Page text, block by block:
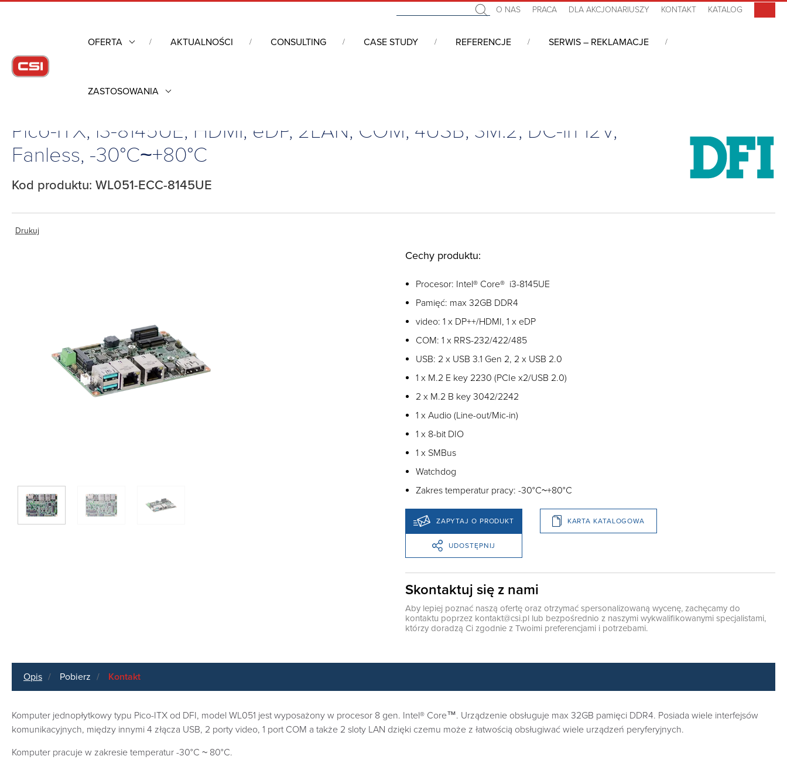
O NAS PRACA DLA AKCJONARIUSZY KONTAKT KATALOG
OFERTA AKTUALNOŚCI CONSULTING CASE STUDY REFERENCJE SERWIS – REKLAMACJE
ZASTOSOWANIA
Komputery przemysłowe
Pico-ITX, i3-8145UE, HDMI, eDP, 2LAN, COM, 4USB, 3M.2, DC-in 12V,
Fanless, -30°C~+80°C
Kod produktu: WL051-ECC-8145UE
Drukuj
Cechy produktu:
Procesor: Intel® Core® i3-8145UE
Pamięć: max 32GB DDR4
video: 1 x DP++/HDMI, 1 x eDP
COM: 1 x RRS-232/422/485
USB: 2 x USB 3.1 Gen 2, 2 x USB 2.0
1 x M.2 E key 2230 (PCIe x2/USB 2.0)
2 x M.2 B key 3042/2242
1 x Audio (Line-out/Mic-in)
1 x 8-bit DIO
1 x SMBus
Watchdog
Zakres temperatur pracy: -30°C~+80°C
ZAPYTAJ O PRODUKT KARTA KATALOGOWA
UDOSTĘPNIJ
Skontaktuj się z nami
Aby lepiej poznać naszą ofertę oraz otrzymać spersonalizowaną wycenę, zachęcamy do
kontaktu poprzez kontakt@csi.pl lub bezpośrednio z naszymi wykwalifikowanymi specjalistami,
którzy doradzą Ci zgodnie z Twoimi preferencjami i potrzebami.
Opis Pobierz Kontakt
Komputer jednopłytkowy typu Pico-ITX od DFI, model WL051 jest wyposażony w procesor 8 gen. Intel® Core™. Urządzenie obsługuje max 32GB pamięci DDR4. Posiada wiele interfejsów
komunikacyjnych, między innymi 4 złącza USB, 2 porty video, 1 port COM a także 2 sloty LAN dzięki czemu może z łatwością obsługiwać wiele urządzeń peryferyjnych.
Komputer pracuje w zakresie temperatur -30°C ~ 80°C.